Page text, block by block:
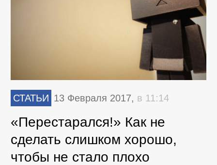
СТАТЬИ 13 Февраля 2017, в 11:14
«Перестарался!» Как не
сделать слишком хорошо,
чтобы не стало плохо